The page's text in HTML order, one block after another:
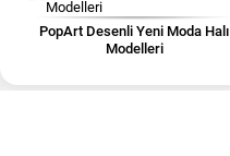
PopArt Desenli Yeni Moda Halı
Modelleri